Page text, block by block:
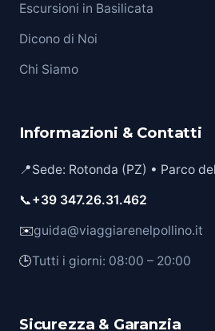
Escursioni in Basilicata
Dicono di Noi
Chi Siamo
Informazioni & Contatti
📍Sede: Rotonda (PZ) • Parco
📞+39 347.26.31.462
✉️guida@viaggiarenelpollino.it
🕒Tutti i giorni: 08:00 – 20:00
Sicurezza & Garanzia